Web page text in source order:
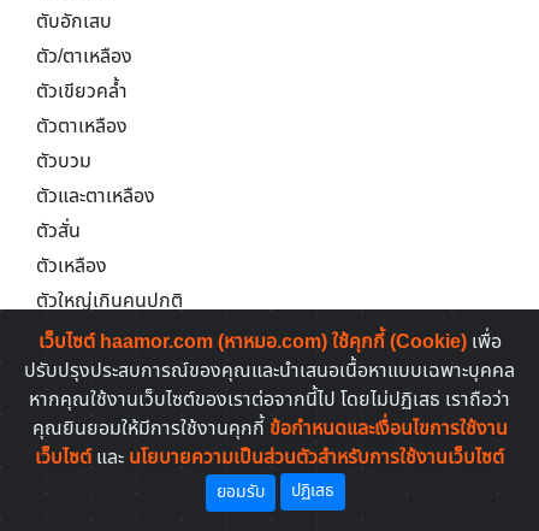
ตับอักเสบ
ตัว/ตาเหลือง
ตัวเขียวคล้ำ
ตัวตาเหลือง
ตัวบวม
ตัวและตาเหลือง
ตัวสั่น
ตัวเหลือง
ตัวใหญ่เกินคนปกติ
ตากระตุก
ตาเข
ตาเขม่น
ตาแดง
เว็บไซต์ haamor.com (หาหมอ.com) ใช้คุกกี้ (Cookie) เพื่อ
ปรับปรุงประสบการณ์ของคุณและนำเสนอเนื้อหาแบบเฉพาะบุคคล
หากคุณใช้งานเว็บไซต์ของเราต่อจากนี้ไป โดยไม่ปฏิเสธ เราถือว่า
คุณยินยอมให้มีการใช้งานคุกกี้ ข้อกำหนดและเงื่อนไขการใช้งาน
เว็บไซต์และ นโยบายความเป็นส่วนตัวสำหรับการใช้งานเว็บไซต์
ยอมรับ ปฏิเสธ